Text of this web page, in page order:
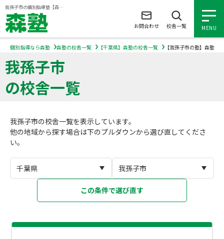
我孫子市の個別指導塾【森塾】｜小学生・中学生・高校生の学習塾
MENU
小学生の個別指導
中学生の個別指導
高校生の個別指導
森塾を知る
森塾を知る トップ
お問合わせ 校舎一覧
個別指導なら森塾 森塾の校舎一覧 【千葉県】森塾の校舎一覧 【我孫子市の塾】森塾の
我孫子市
の校舎一覧
我孫子市の校舎一覧を表示しています。
他の地域から探す場合は下のプルダウンから選び直してくださ
い。
この条件で選び直す